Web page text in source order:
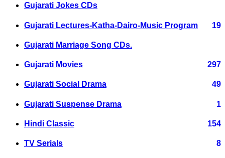
Gujarati Jokes CDs
Gujarati Lectures-Katha-Dairo-Music Program 19
Gujarati Marriage Song CDs.
Gujarati Movies 297
Gujarati Social Drama 49
Gujarati Suspense Drama 1
Hindi Classic 154
TV Serials 8